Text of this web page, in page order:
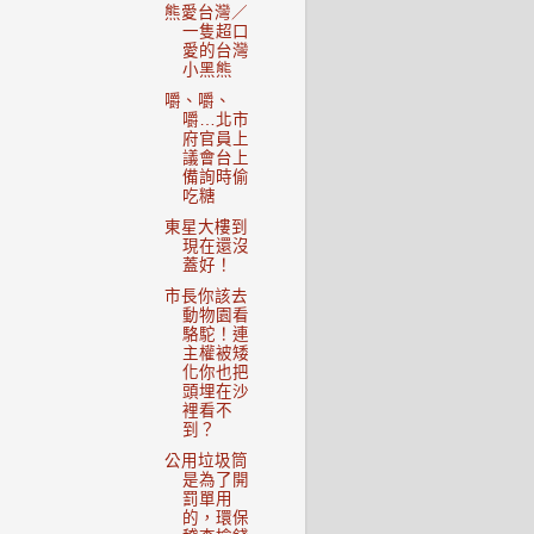
熊愛台灣／
一隻超口
愛的台灣
小黑熊
嚼、嚼、
嚼…北市
府官員上
議會台上
備詢時偷
吃糖
東星大樓到
現在還沒
蓋好！
市長你該去
動物園看
駱駝！連
主權被矮
化你也把
頭埋在沙
裡看不
到？
公用垃圾筒
是為了開
罰單用
的，環保